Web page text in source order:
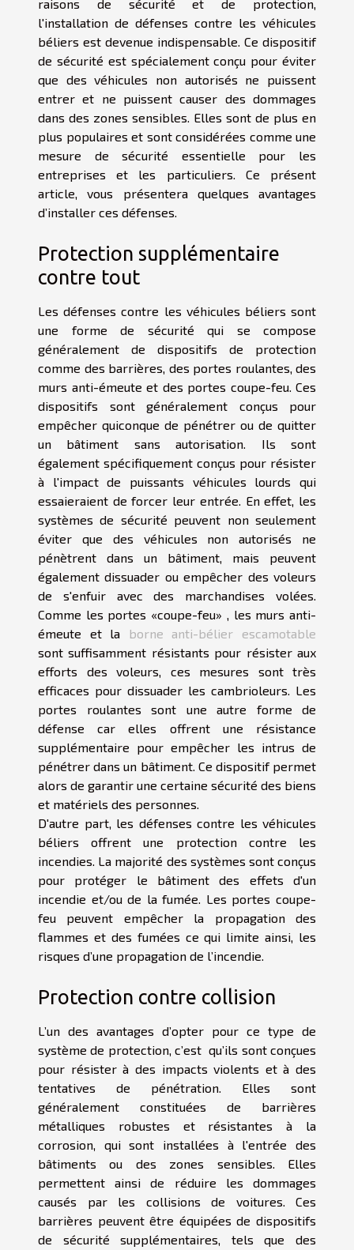
raisons de sécurité et de protection,
l'installation de défenses contre les véhicules
béliers est devenue indispensable. Ce dispositif
de sécurité est spécialement conçu pour éviter
que des véhicules non autorisés ne puissent
entrer et ne puissent causer des dommages
dans des zones sensibles. Elles sont de plus en
plus populaires et sont considérées comme une
mesure de sécurité essentielle pour les
entreprises et les particuliers. Ce présent
article, vous présentera quelques avantages
d’installer ces défenses.
Protection supplémentaire
contre tout
Les défenses contre les véhicules béliers sont
une forme de sécurité qui se compose
généralement de dispositifs de protection
comme des barrières, des portes roulantes, des
murs anti-émeute et des portes coupe-feu. Ces
dispositifs sont généralement conçus pour
empêcher quiconque de pénétrer ou de quitter
un bâtiment sans autorisation. Ils sont
également spécifiquement conçus pour résister
à l'impact de puissants véhicules lourds qui
essaieraient de forcer leur entrée. En effet, les
systèmes de sécurité peuvent non seulement
éviter que des véhicules non autorisés ne
pénètrent dans un bâtiment, mais peuvent
également dissuader ou empêcher des voleurs
de s'enfuir avec des marchandises volées.
Comme les portes «coupe-feu» , les murs anti-
émeute et la
borne anti-bélier escamotable
sont suffisamment résistants pour résister aux
efforts des voleurs, ces mesures sont très
efficaces pour dissuader les cambrioleurs. Les
portes roulantes sont une autre forme de
défense car elles offrent une résistance
supplémentaire pour empêcher les intrus de
pénétrer dans un bâtiment. Ce dispositif permet
alors de garantir une certaine sécurité des biens
et matériels des personnes.
D'autre part, les défenses contre les véhicules
béliers offrent une protection contre les
incendies. La majorité des systèmes sont conçus
pour protéger le bâtiment des effets d'un
incendie et/ou de la fumée. Les portes coupe-
feu peuvent empêcher la propagation des
flammes et des fumées ce qui limite ainsi, les
risques d’une propagation de l’incendie.
Protection contre collision
L’un des avantages d’opter pour ce type de
système de protection, c’est qu’ils sont conçues
pour résister à des impacts violents et à des
tentatives de pénétration. Elles sont
généralement constituées de barrières
métalliques robustes et résistantes à la
corrosion, qui sont installées à l'entrée des
bâtiments ou des zones sensibles. Elles
permettent ainsi de réduire les dommages
causés par les collisions de voitures. Ces
barrières peuvent être équipées de dispositifs
de sécurité supplémentaires, tels que des